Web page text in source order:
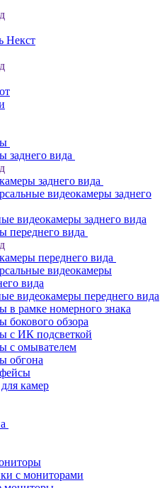
Некст
заднего вида
заднего вида
видеокамеры заднего
видеокамеры заднего вида
переднего вида
переднего вида
видеокамеры
вида
видеокамеры переднего вида
в рамке номерного знака
бокового обзора
с ИК подсветкой
с омывателем
обгона
камер
с мониторами